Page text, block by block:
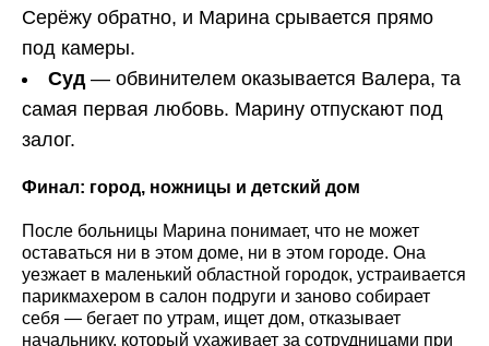
Серёжу обратно, и Марина срывается прямо
под камеры.
Суд — обвинителем оказывается Валера, та
самая первая любовь. Марину отпускают под
залог.
Финал: город, ножницы и детский дом
После больницы Марина понимает, что не может
оставаться ни в этом доме, ни в этом городе. Она
уезжает в маленький областной городок, устраивается
парикмахером в салон подруги и заново собирает
себя — бегает по утрам, ищет дом, отказывает
начальнику, который ухаживает за сотрудницами при